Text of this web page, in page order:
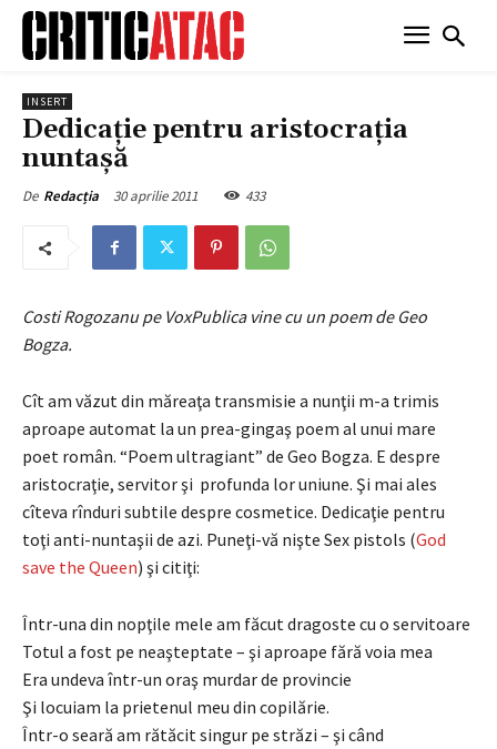
INSERT
Dedicaţie pentru aristocraţia
nuntaşă
De Redacția 30 aprilie 2011 433
Costi Rogozanu pe VoxPublica vine cu un poem de Geo
Bogza.
Cît am văzut din măreaţa transmisie a nunţii m-a trimis
aproape automat la un prea-gingaş poem al unui mare
poet român. “Poem ultragiant” de Geo Bogza. E despre
aristocraţie, servitor şi profunda lor uniune. Şi mai ales
cîteva rînduri subtile despre cosmetice. Dedicaţie pentru
toţi anti-nuntaşii de azi. Puneţi-vă nişte Sex pistols (God
save the Queen) şi citiţi:
Într-una din nopţile mele am făcut dragoste cu o servitoare
Totul a fost pe neaşteptate – şi aproape fără voia mea
Era undeva într-un oraş murdar de provincie
Şi locuiam la prietenul meu din copilărie.
Într-o seară am rătăcit singur pe străzi – şi când